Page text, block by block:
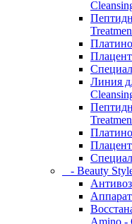
Линия
- Beauty
Amino -